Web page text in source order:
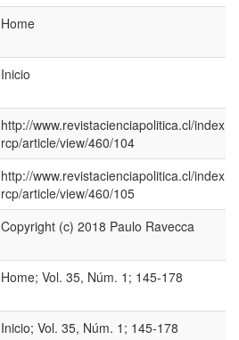
Home
Inicio
http://www.revistacienciapolitica.cl/
rcp/article/view/460/104
http://www.revistacienciapolitica.cl/
rcp/article/view/460/105
Copyright (c) 2018 Paulo Ravecca
Home; Vol. 35, Núm. 1; 145-178
Inicio; Vol. 35, Núm. 1; 145-178